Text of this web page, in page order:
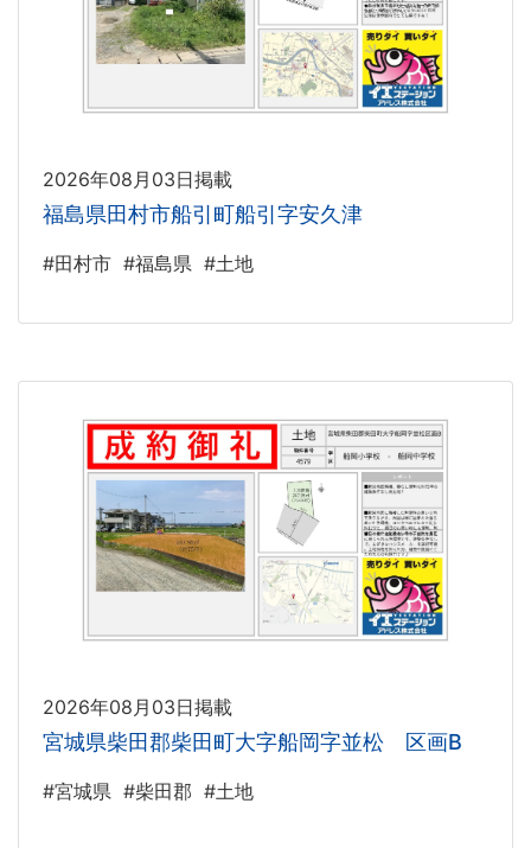
2026年08月03日掲載
福島県田村市船引町船引字安久津
#田村市 #福島県 #土地
2026年08月03日掲載
宮城県柴田郡柴田町大字船岡字並松 区画B
#宮城県 #柴田郡 #土地